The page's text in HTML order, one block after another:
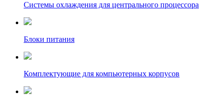
Системы охлаждения для центрального процессора
Блоки питания
Комплектующие для компьютерных корпусов